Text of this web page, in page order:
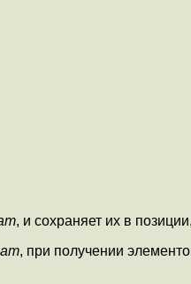
, и сохраняет их в
, при получении